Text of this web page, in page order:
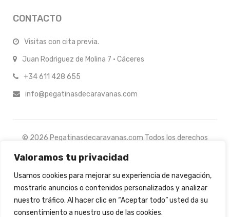
Valoramos tu privacidad
Usamos cookies para mejorar su experiencia de navegación,
mostrarle anuncios o contenidos personalizados y analizar
nuestro tráfico. Al hacer clic en “Aceptar todo” usted da su
consentimiento a nuestro uso de las cookies.
CONTACTO
Visitas con cita previa.
Juan Rodriguez de Molina 7 · Cáceres
+34 611 428 655
info@pegatinasdecaravanas.com
© 2026 Pegatinasdecaravanas.com Todos los derechos